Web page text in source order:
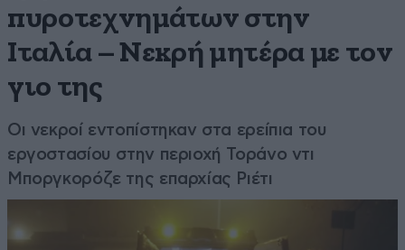
πυροτεχνημάτων στην
Ιταλία – Νεκρή μητέρα με τον
γιο της
Οι νεκροί εντοπίστηκαν στα ερείπια του
εργοστασίου στην περιοχή Τοράνο ντι
Μποργκορόζε της επαρχίας Ριέτι